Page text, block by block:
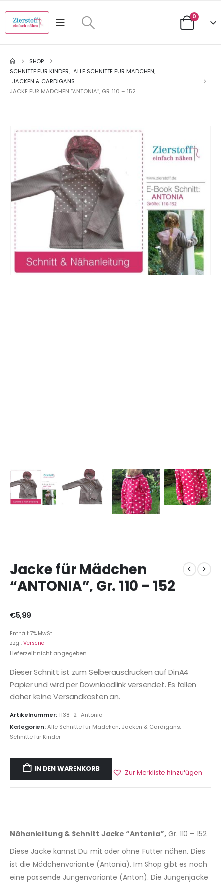
0
SHOP
SCHNITTE FÜR KINDER, ALLE SCHNITTE FÜR MÄDCHEN,
JACKEN & CARDIGANS
JACKE FÜR MÄDCHEN “ANTONIA”, GR. 110 – 152
Jacke für Mädchen
“ANTONIA”, Gr. 110 – 152
€5,99
Enthält 7% MwSt.
zzgl. Versand
Lieferzeit: nicht angegeben
Dieser Schnitt ist zum Selberausdrucken auf DinA4
Papier und wird per Downloadlink versendet. Es fallen
daher keine Versandkosten an.
Artikelnummer: 1138_2_Antonia
Kategorien:Alle Schnitte für Mädchen,Jacken & Cardigans,
Schnitte für Kinder
IN DEN WARENKORB Zur Merkliste hinzufügen
Nähanleitung & Schnitt Jacke “Antonia”,Gr. 110 – 152
Diese Jacke kannst Du mit oder ohne Futter nähen. Dies
ist die Mädchenvariante (Antonia). Im Shop gibt es noch
eine passende Jungenvariante (Anton). Die Jungenjacke